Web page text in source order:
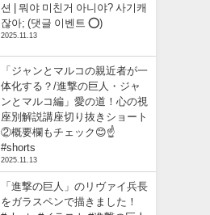
션 | 뭐야 미친거 아니야? 사기캐
잖아; (댓글 이벤트 ⭕)
2025.11.13
「ジャンとマルコの親近者が一
体化する？/進撃の巨人・ジャ
ンとマルコ編」愛の道！心の視
座別解説講座切り抜きショート
②概要欄もチェック😊☝️
#shorts
2025.11.13
「進撃の巨人」のリヴァイ兵長
をガラスペンで描きました！